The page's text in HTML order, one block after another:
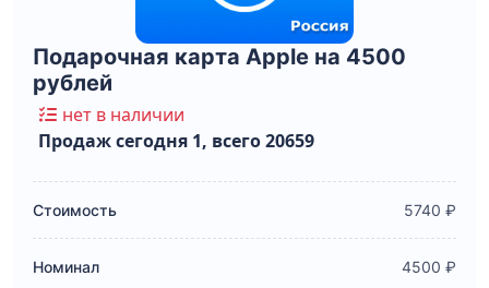
Подарочная карта Apple на 4500
рублей
нет в наличии
Продаж сегодня 1, всего 20659
Стоимость 5740 ₽
Номинал 4500 ₽